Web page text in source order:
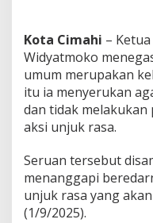
Kota Cimahi –
Widyatmoko
umum merupakan
itu ia menyerukan
dan tidak
aksi unjuk rasa.
Seruan tersebut
menanggapi
unjuk rasa yang
(1/9/2025).